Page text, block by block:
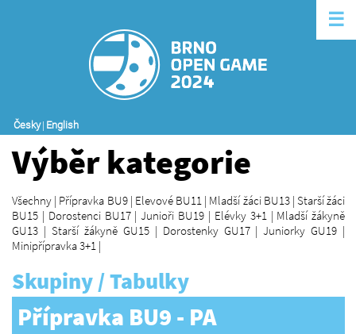
Česky| English
☰
Výběr kategorie
Všechny | Přípravka BU9| Elevové BU11 | Mladší žáci BU13| Starší žáci
BU15 | Dorostenci BU17|Junioři BU19 | Elévky 3+1| Mladší žákyně
GU13 | Starší žákyně GU15| Dorostenky GU17|Juniorky GU19 |
Minipřípravka 3+1 |
Skupiny / Tabulky
Přípravka BU9 - PA